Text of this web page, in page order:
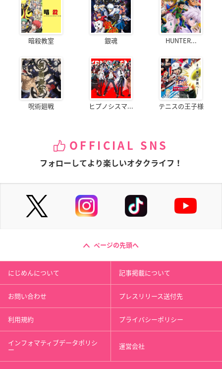
暗殺教室 銀魂 HUNTER...
呪術廻戦 ヒプノシスマ... テニスの王子様
OFFICIAL SNS
フォローしてより楽しいオタクライフ！
ページの先頭へ
にじめんについて 記事掲載について
お問い合わせ プレスリリース送付先
利用規約 プライバシーポリシー
インフォマティブデータポリシ
ー 運営会社